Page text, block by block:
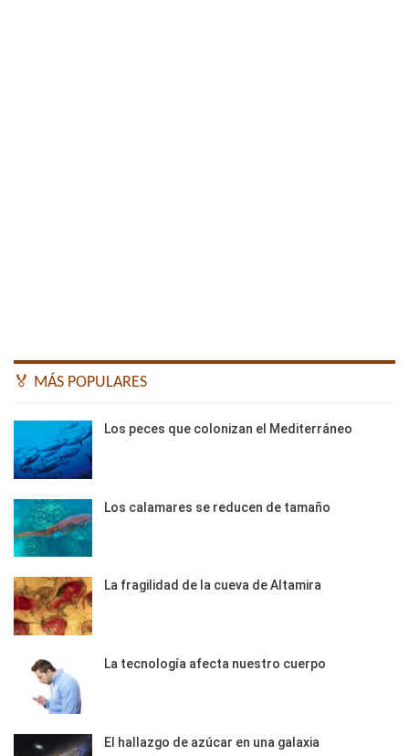
🏅 MÁS POPULARES
Los peces que colonizan el Mediterráneo
Los calamares se reducen de tamaño
La fragilidad de la cueva de Altamira
La tecnología afecta nuestro cuerpo
El hallazgo de azúcar en una galaxia